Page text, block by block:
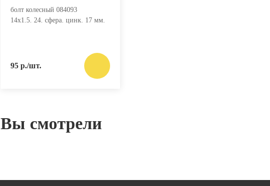
болт колесный 084093
14х1.5. 24. сфера. цинк. 17 мм.
95 р./шт.
Вы смотрели